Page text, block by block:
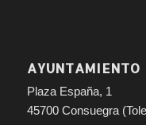
AYUNTAMIENTO
Plaza España, 1
45700 Consuegra